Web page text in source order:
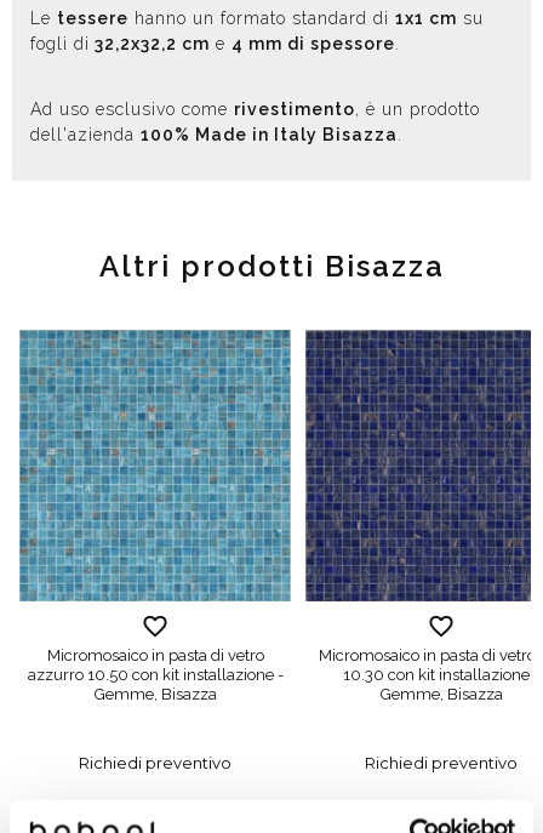
Le tessere hanno un formato standard di 1x1 cm su
fogli di 32,2x32,2 cm e 4 mm di spessore
Ad uso esclusivo come rivestimento, è un prodotto
dell'azienda 100% Made in Italy Bisazza
Altri prodotti Bisazza
Micromosaico in pasta di vetro
azzurro 10.50 con kit installazione -
Gemme, Bisazza
Richiedi preventivo
Micromosaico in pasta di vetro
10.30 con kit installazione -
Gemme, Bisazza
Richiedi preventivo